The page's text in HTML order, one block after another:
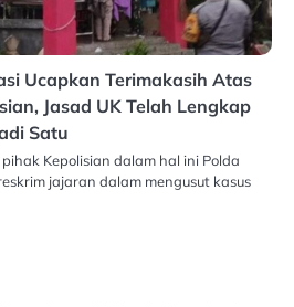
Ucapkan Terimakasih Atas
Jasad UK Telah Lengkap
Satu
Kepolisian dalam hal ini Polda
jajaran dalam mengusut kasus